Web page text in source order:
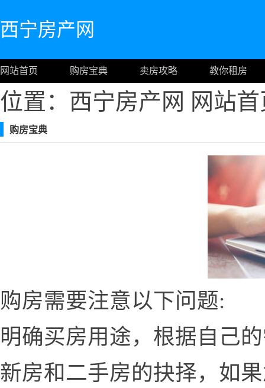
西宁房产网
网站首页 购房宝典 卖房攻略 教你租房
位置：西宁房产网 网站
购房宝典
购房需要注意以下问题:
明确买房用途，根据自己
新房和二手房的抉择，如